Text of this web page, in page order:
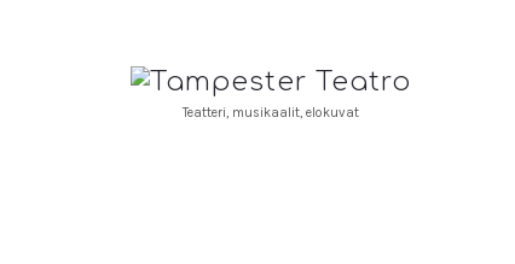
Tampester
TeatroTeatteri, musikaalit, elokuvat